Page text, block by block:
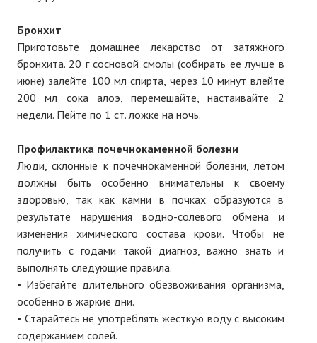
Бронхит
Приготовьте домашнее лекарство от затяжного
бронхита. 20 г сосновой смолы (собирать ее лучше в
июне) залейте 100 мл спирта, через 10 минут влейте
200 мл сока алоэ, перемешайте, настаивайте 2
недели. Пейте по 1 ст. ложке на ночь.
Профилактика почечнокаменной болезни
Люди, склонные к почечнокаменной болезни, летом
должны быть особенно внимательны к своему
здоровью, так как камни в почках образуются в
результате нарушения водно-солевого обмена и
изменения химического состава крови. Чтобы не
получить с годами такой диагноз, важно знать и
выполнять следующие правила.
• Избегайте длительного обезвоживания организма,
особенно в жаркие дни.
• Старайтесь не употреблять жесткую воду с высоким
содержанием солей.